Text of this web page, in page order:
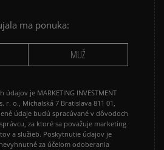
REEBOK CLASSIC
VANS SK8
ma ponuka:
MUŽ
je MARKETING INVESTMENT
r. o., Michalská 7 Bratislava 811 01,
údaje budú spracúvané v dôvodoch
za ktoré sa považuje marketing
a služieb. Poskytnutie údajov je
za účelom odoberania